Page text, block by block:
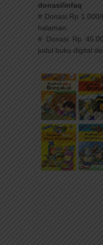
donasi/infaq
# Donasi Rp
halaman.
# Donasi Rp
judul buku digital